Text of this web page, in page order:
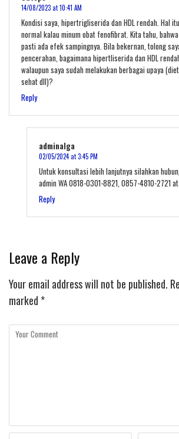
14/08/2023 at 10:41 AM
Kondisi saya, hipertrigliserida dan HDL rendah. Hal
normal kalau minum obat fenofibrat. Kita tahu,
pasti ada efek sampingnya. Bila bekernan, tolong
pencerahan, bagaimana hipertliserida dan HDL
walaupun saya sudah melakukan berbagai upaya
sehat dll)?
Reply
adminalga
02/05/2024 at 3:45 PM
Untuk konsultasi lebih lanjutnya silahkan
admin WA 0818-0301-8821, 0857-4810-2721
Reply
Leave a Reply
Your email address will not be published.
marked *